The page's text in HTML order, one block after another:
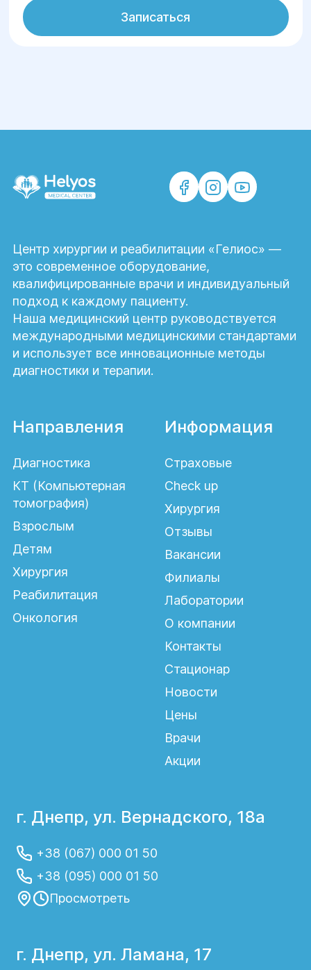
Днепре в медицинском центре «Гелиос»
осуществляют диагностику и лечение:
аппендицита, перитонита;
холедохолитиаза (камней в желчных
протоках);
прободной язвы желудка и
двенадцатиперстной кишки;
непроходимости кишечника;
грыж (то есть выпячивания внутренних
органов за пределы нормальных
паховых, пахово-мошоночных, пупочных,
геморроя;
свищей (патологических ходов между
двумя полостными органами либо
между естественной полостью и
наружными тканями);
кист (патологических полостей в тканях
и органах);
паразитарных поражений печени,
селезенки;
новообразований желудочно-кишечного
спленомегалии (увеличения селезенки);
келоидных рубцов (доброкачественного
разрастания соединительной ткани).
которые мы делаем
аппендэктомия лапароскопическая –
удаление аппендикса через проколы;
холецистэктомия лапароскопическая –
гемиколэктомия – удаление половины
Записаться
Центр хирургии и реабилитации «Гелиос» —
это современное оборудование,
квалифицированные врачи и индивидуальный
подход к каждому пациенту.
Наша медицинский центр руководствуется
международными медицинскими стандартами
и использует все инновационные методы
диагностики и терапии.
Направления
Диагностика
КТ (Компьютерная
томография)
Взрослым
Детям
Хирургия
Реабилитация
Онкология
Информация
Страховые
Check up
Хирургия
Отзывы
Вакансии
Филиалы
Лаборатории
О компании
Контакты
Стационар
Новости
Цены
Врачи
Акции
г. Днепр, ул. Вернадского, 18а
+38 (067) 000 01 50
+38 (095) 000 01 50
Просмотреть
г. Днепр, ул. Ламана, 17